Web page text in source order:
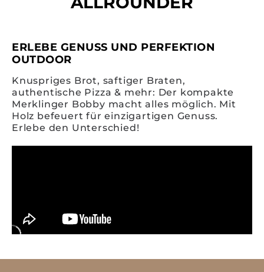
ERLEBE GENUSS UND PERFEKTION
OUTDOOR
Knuspriges Brot, saftiger Braten,
authentische Pizza & mehr: Der kompakte
Merklinger Bobby macht alles möglich. Mit
Holz befeuert für einzigartigen Genuss.
Erlebe den Unterschied!